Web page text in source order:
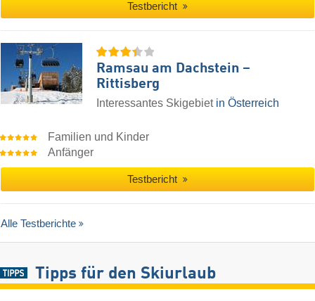
Testbericht
Ramsau am Dachstein –
Rittisberg
Interessantes Skigebiet in Österreich
Familien und Kinder
Anfänger
Testbericht
Alle Testberichte
Tipps für den Skiurlaub